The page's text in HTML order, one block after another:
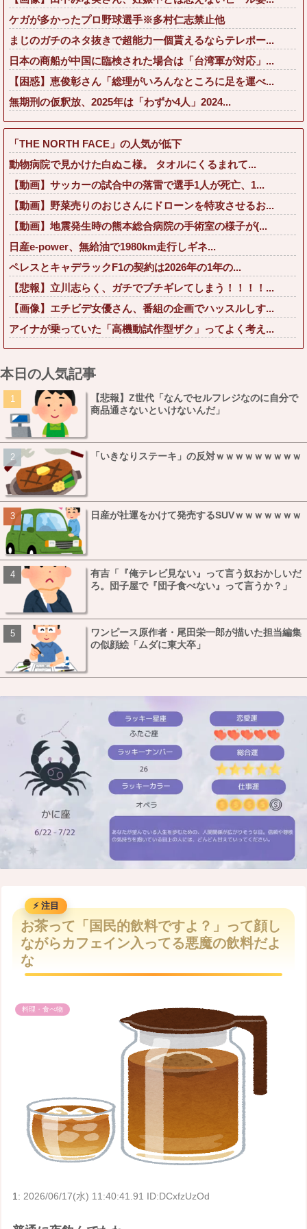
ケガが多かったプロ野球選手※多村仁志禁止他
まじのガチのネタ抜きで超能力一個貰えるならテレポー...
日本の商船が中国に臨検された場合は「台湾軍が対応」...
【困惑】恵俊彰さん「総理がいろんなところに足を運べ...
無期刑の仮釈放、2025年は「わずか4人」2024...
「THE NORTH FACE」の人気が低下
動物病院で見かけた白ぬこ様。 タオルにくるまれて...
【動画】サッカーの試合中の落雷で選手1人が死亡、1...
【動画】野菜売りのおじさんにドローンを特攻させるお...
【動画】地震発生時の熊本総合病院の手術室の様子が(...
日産e-power、無給油で1980km走行しギネ...
ペレスとキャデラックF1の契約は2026年の1年の...
【悲報】立川志らく、ガチでブチギレてしまう！！！！...
【画像】エチビデ女優さん、番組の企画でハッスルしす...
アイナが乗っていた「高機動試作型ザク」ってよく考え...
本日の人気記事
【悲報】Z世代「なんでセルフレジなのに自分で
商品通さないといけないんだ」
「いきなりステーキ」の反対ｗｗｗｗｗｗｗｗｗ
日産が社運をかけて発売するSUVｗｗｗｗｗｗｗ
有吉「『俺テレビ見ない』って言う奴おかしいだ
ろ。団子屋で『団子食べない』って言うか？」
ワンピース原作者・尾田栄一郎が描いた担当編集
の似顔絵「ムダに東大卒」
M
u
t
e
お茶って「国民的飲料ですよ？」って顔し
ながらカフェイン入ってる悪魔の飲料だよ
な
料理・食べ物
1: 2026/06/17(水) 11:40:41.91 ID:DCxfzUzOd